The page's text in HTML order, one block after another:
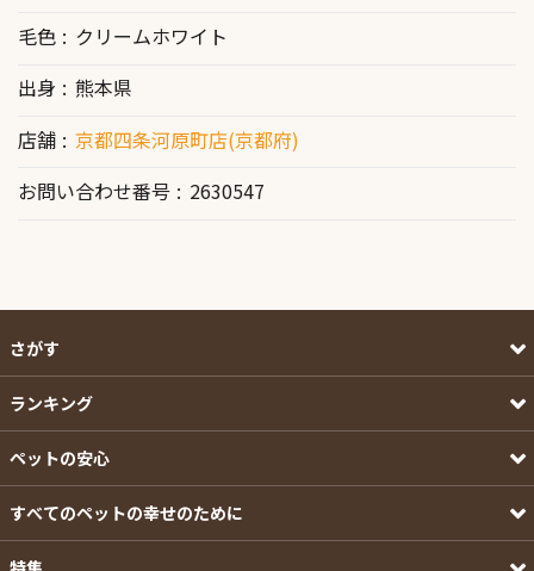
毛色
クリームホワイト
出身
熊本県
店舗
京都四条河原町店(京都府)
お問い合わせ番号
2630547
さがす
ランキング
ペットの安心
すべてのペットの幸せのために